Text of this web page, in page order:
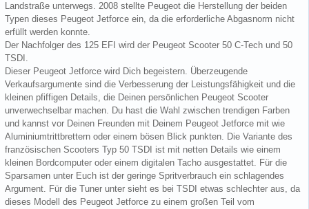
Landstraße unterwegs. 2008 stellte Peugeot die Herstellung der beiden
Typen dieses Peugeot Jetforce ein, da die erforderliche Abgasnorm nicht
erfüllt werden konnte.
Der Nachfolger des 125 EFI wird der Peugeot Scooter 50 C-Tech und 50
TSDI.
Dieser Peugeot Jetforce wird Dich begeistern. Überzeugende
Verkaufsargumente sind die Verbesserung der Leistungsfähigkeit und die
kleinen pfiffigen Details, die Deinen persönlichen Peugeot Scooter
unverwechselbar machen. Du hast die Wahl zwischen trendigen Farben
und kannst vor Deinen Freunden mit Deinem Peugeot Jetforce mit wie
Aluminiumtrittbrettern oder einem bösen Blick punkten. Die Variante des
französischen Scooters Typ 50 TSDI ist mit netten Details wie einem
kleinen Bordcomputer oder einem digitalen Tacho ausgestattet. Für die
Sparsamen unter Euch ist der geringe Spritverbrauch ein schlagendes
Argument. Für die Tuner unter sieht es bei TSDI etwas schlechter aus, da
dieses Modell des Peugeot Jetforce zu einem großen Teil vom